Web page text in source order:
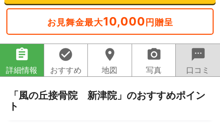
お見舞金最大10,000 円贈呈
assignment
詳細情報
check_circle
おすすめ
location_on
地図
camera_alt
写真
sms
口コミ
「風の丘接骨院 新津院」のおすすめポイン
ト